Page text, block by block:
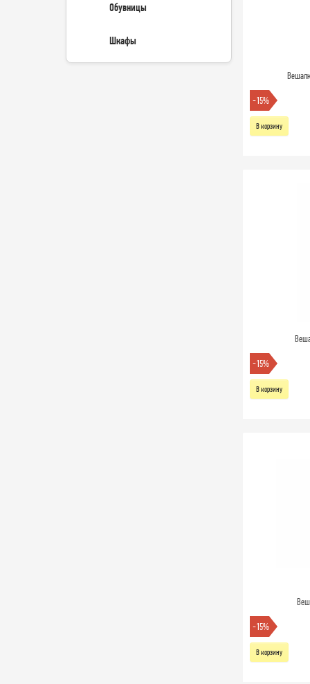
Обувницы
Шкафы
-15%
В корзину
-15%
В корзину
-15%
В корзину